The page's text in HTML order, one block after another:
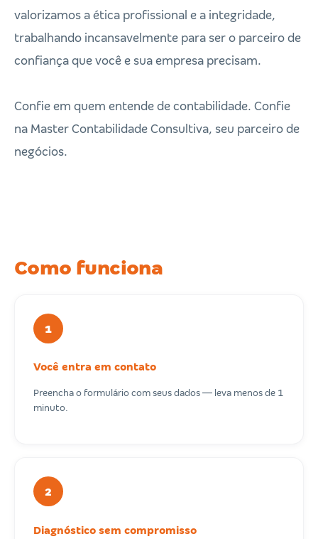
valorizamos a ética profissional e a integridade,
trabalhando incansavelmente para ser o parceiro de
confiança que você e sua empresa precisam.
Confie em quem entende de contabilidade. Confie
na Master Contabilidade Consultiva, seu parceiro de
negócios.
Como funciona
1
Você entra em contato
Preencha o formulário com seus dados — leva menos de 1
minuto.
2
Diagnóstico sem compromisso